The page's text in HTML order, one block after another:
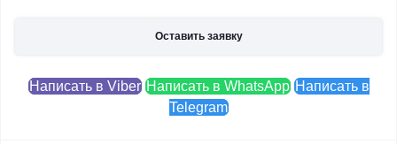
Оставить заявку
Написать в Viber Написать в WhatsApp Написать в
Telegram